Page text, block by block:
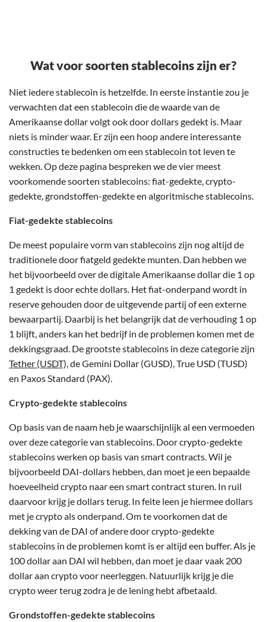
Wat voor soorten stablecoins zijn er?
Niet iedere stablecoin is hetzelfde. In eerste instantie zou je
verwachten dat een stablecoin die de waarde van de
Amerikaanse dollar volgt ook door dollars gedekt is. Maar
niets is minder waar. Er zijn een hoop andere interessante
constructies te bedenken om een stablecoin tot leven te
wekken. Op deze pagina bespreken we de vier meest
voorkomende soorten stablecoins: fiat-gedekte, crypto-
gedekte, grondstoffen-gedekte en algoritmische stablecoins.
Fiat-gedekte stablecoins
De meest populaire vorm van stablecoins zijn nog altijd de
traditionele door fiatgeld gedekte munten. Dan hebben we
het bijvoorbeeld over de digitale Amerikaanse dollar die 1 op
1 gedekt is door echte dollars. Het fiat-onderpand wordt in
reserve gehouden door de uitgevende partij of een externe
bewaarpartij. Daarbij is het belangrijk dat de verhouding 1 op
1 blijft, anders kan het bedrijf in de problemen komen met de
dekkingsgraad. De grootste stablecoins in deze categorie zijn
Tether (USDT),de Gemini Dollar (GUSD), True USD (TUSD)
en Paxos Standard (PAX).
Crypto-gedekte stablecoins
Op basis van de naam heb je waarschijnlijk al een vermoeden
over deze categorie van stablecoins. Door crypto-gedekte
stablecoins werken op basis van smart contracts. Wil je
bijvoorbeeld DAI-dollars hebben, dan moet je een bepaalde
hoeveelheid crypto naar een smart contract sturen. In ruil
daarvoor krijg je dollars terug. In feite leen je hiermee dollars
met je crypto als onderpand. Om te voorkomen dat de
dekking van de DAI of andere door crypto-gedekte
stablecoins in de problemen komt is er altijd een buffer. Als je
100 dollar aan DAI wil hebben, dan moet je daar vaak 200
dollar aan crypto voor neerleggen. Natuurlijk krijg je die
crypto weer terug zodra je de lening hebt afbetaald.
Grondstoffen-gedekte stablecoins